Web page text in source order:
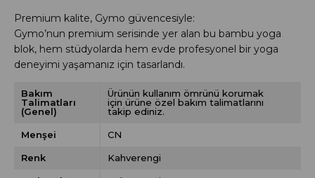
Premium kalite, Gymo güvencesiyle:
Gymo’nun premium serisinde yer alan bu bambu yoga
blok, hem stüdyolarda hem evde profesyonel bir yoga
deneyimi yaşamanız için tasarlandı.
Bakım
Talimatları
(Genel)
Ürünün kullanım ömrünü korumak
için ürüne özel bakım talimatlarını
takip ediniz.
Menşei CN
Renk Kahverengi